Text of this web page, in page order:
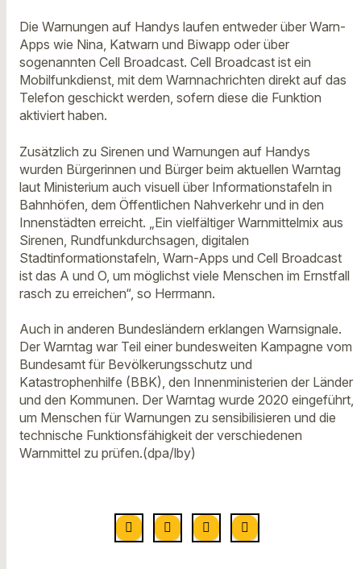
Die Warnungen auf Handys laufen entweder über Warn-
Apps wie Nina, Katwarn und Biwapp oder über
sogenannten Cell Broadcast. Cell Broadcast ist ein
Mobilfunkdienst, mit dem Warnnachrichten direkt auf das
Telefon geschickt werden, sofern diese die Funktion
aktiviert haben.
Zusätzlich zu Sirenen und Warnungen auf Handys
wurden Bürgerinnen und Bürger beim aktuellen Warntag
laut Ministerium auch visuell über Informationstafeln in
Bahnhöfen, dem Öffentlichen Nahverkehr und in den
Innenstädten erreicht. „Ein vielfältiger Warnmittelmix aus
Sirenen, Rundfunkdurchsagen, digitalen
Stadtinformationstafeln, Warn-Apps und Cell Broadcast
ist das A und O, um möglichst viele Menschen im Ernstfall
rasch zu erreichen“, so Herrmann.
Auch in anderen Bundesländern erklangen Warnsignale.
Der Warntag war Teil einer bundesweiten Kampagne vom
Bundesamt für Bevölkerungsschutz und
Katastrophenhilfe (BBK), den Innenministerien der Länder
und den Kommunen. Der Warntag wurde 2020 eingeführt,
um Menschen für Warnungen zu sensibilisieren und die
technische Funktionsfähigkeit der verschiedenen
Warnmittel zu prüfen.(dpa/lby)